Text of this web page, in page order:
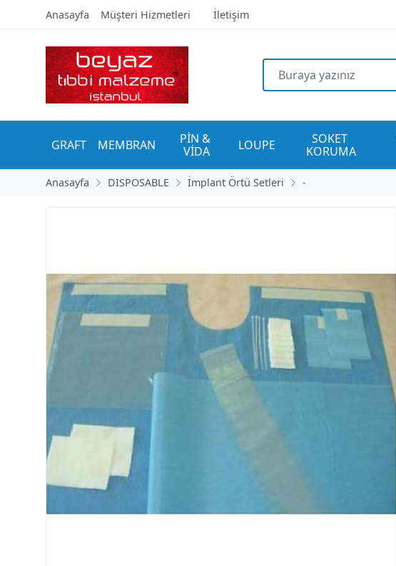
Anasayfa Müşteri Hizmetleri İletişim
GRAFT MEMBRAN
PİN &
VİDA
LOUPE
SOKET
KORUMA
Anasayfa DISPOSABLE İmplant Örtü Setleri -